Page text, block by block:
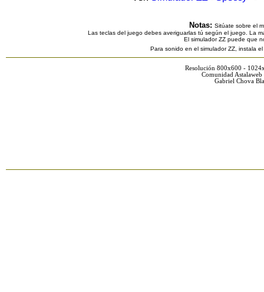
Notas: Sitúate sobre el
Las teclas del juego debes averiguarlas tú según el juego. La
El simulador ZZ puede que
Para sonido en el simulador ZZ, instala
Resolución 800x600 -
Comunidad
Gabriel Chova